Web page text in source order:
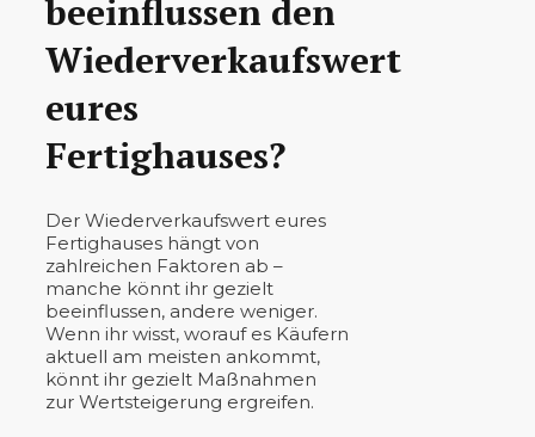
beeinflussen den
Wiederverkaufswert
eures
Fertighauses?
Der Wiederverkaufswert eures
Fertighauses hängt von
zahlreichen Faktoren ab –
manche könnt ihr gezielt
beeinflussen, andere weniger.
Wenn ihr wisst, worauf es Käufern
aktuell am meisten ankommt,
könnt ihr gezielt Maßnahmen
zur Wertsteigerung ergreifen.